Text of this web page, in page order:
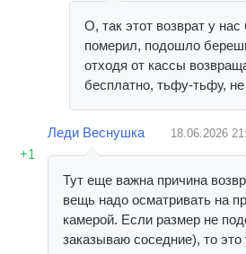
О, так этот возврат у
померил, подошло
отходя от кассы
бесплатно, тьфу-тьфу,
+1
Леди Веснушка 18.06.2026
Тут еще важна причина
вещь надо осматривать на
камерой. Если размер не
заказываю соседние), то